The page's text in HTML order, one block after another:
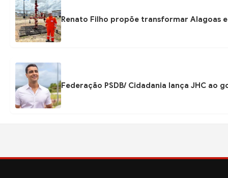
Renato Filho propõe transformar Alagoas
Federação PSDB/ Cidadania lança JHC ao